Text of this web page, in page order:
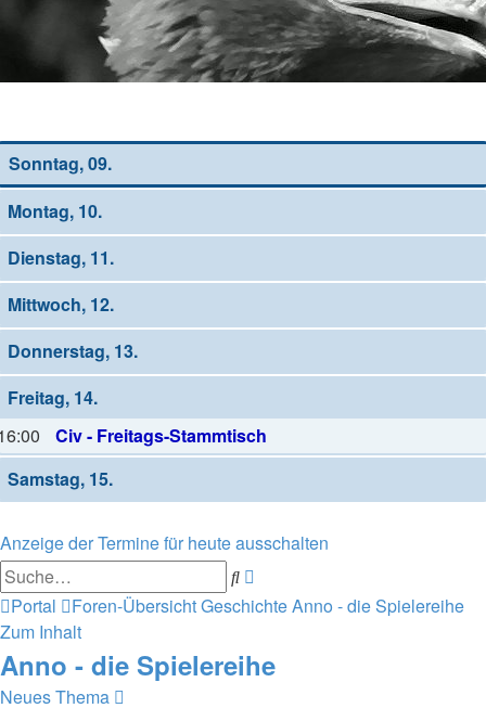
Sonntag, 09.
Montag, 10.
Dienstag, 11.
Mittwoch, 12.
Donnerstag, 13.
Freitag, 14.
Civ - Freitags-Stammtisch
Samstag, 15.
Anzeige der Termine für heute ausschalten
Suche
Suche
Portal Foren-ÜbersichtGeschichteAnno - die Spielereihe
Zum Inhalt
Anno - die Spielereihe
Neues Thema